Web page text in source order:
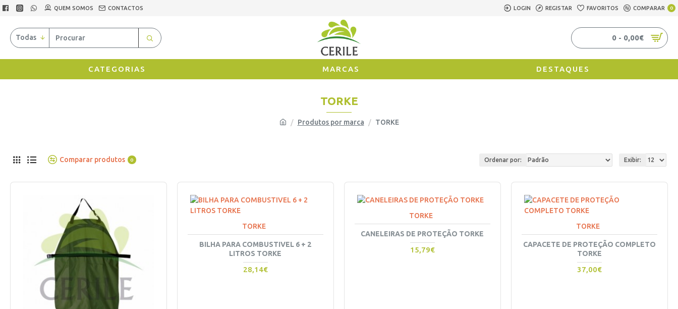
QUEM SOMOS CONTACTOS LOGIN REGISTAR FAVORITOS COMPARAR 0
Todas 0 - 0,00€
CATEGORIAS MARCAS DESTAQUES
Produtos por marca TORKE
TORKE
Comparar produtos 0 Ordenar por: Exibir:
TORKE
BILHA PARA COMBUSTIVEL 6 + 2
LITROS TORKE
28,14€
TORKE
CANELEIRAS DE PROTEÇÃO TORKE
15,79€
TORKE
CAPACETE DE PROTEÇÃO COMPLETO
TORKE
37,00€